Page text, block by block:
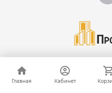
Главная Кабинет
Главная Кабинет
© 2026 Группа Компаний
инженерного